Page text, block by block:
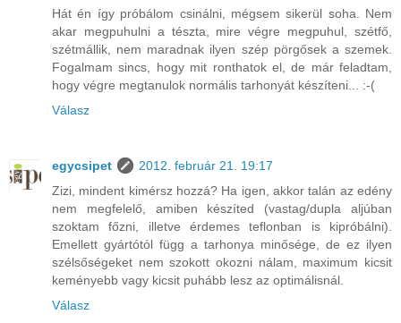
Hát én így próbálom csinálni, mégsem sikerül soha. Nem
akar megpuhulni a tészta, mire végre megpuhul, szétfő,
szétmállik, nem maradnak ilyen szép pörgősek a szemek.
Fogalmam sincs, hogy mit ronthatok el, de már feladtam,
hogy végre megtanulok normális tarhonyát készíteni... :-(
Válasz
egycsipet
2012. február 21. 19:17
Zizi, mindent kimérsz hozzá? Ha igen, akkor talán az edény
nem megfelelő, amiben készíted (vastag/dupla aljúban
szoktam főzni, illetve érdemes teflonban is kipróbálni).
Emellett gyártótól függ a tarhonya minősége, de ez ilyen
szélsőségeket nem szokott okozni nálam, maximum kicsit
keményebb vagy kicsit puhább lesz az optimálisnál.
Válasz